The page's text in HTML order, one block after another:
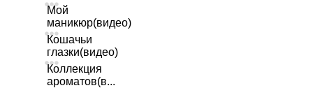
Мой
маникюр(видео)
Кошачьи
глазки(видео)
Коллекция
ароматов(в...